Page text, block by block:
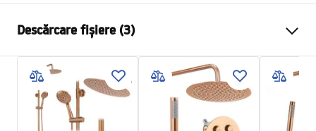
Culoare
Tip cabina
De colt
Culoare sticla
Transparent 4mm
Tip de deschidere
Batanta
Seria
Descărcare fișiere (3)
Warunki bezpieczeństwa
WARUNKI BEZPIECZENSTWA KABINY DRZWI
PARAWANY.pdf